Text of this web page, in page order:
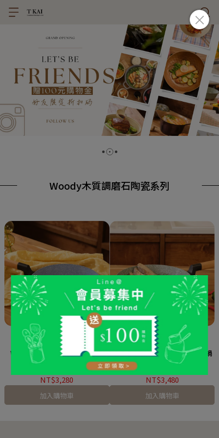
Woody木質調磨石陶瓷系列
Woody 木質調磨石陶瓷平底鍋
NT$3,280
加入購物車
Woody 木質調磨石陶瓷平底深鍋
26cm
NT$3,480
加入購物車